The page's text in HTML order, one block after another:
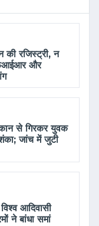
की रजिस्ट्री, न
और
से गिरकर युवक
जांच में जुटी
आदिवासी
ने बांधा समां